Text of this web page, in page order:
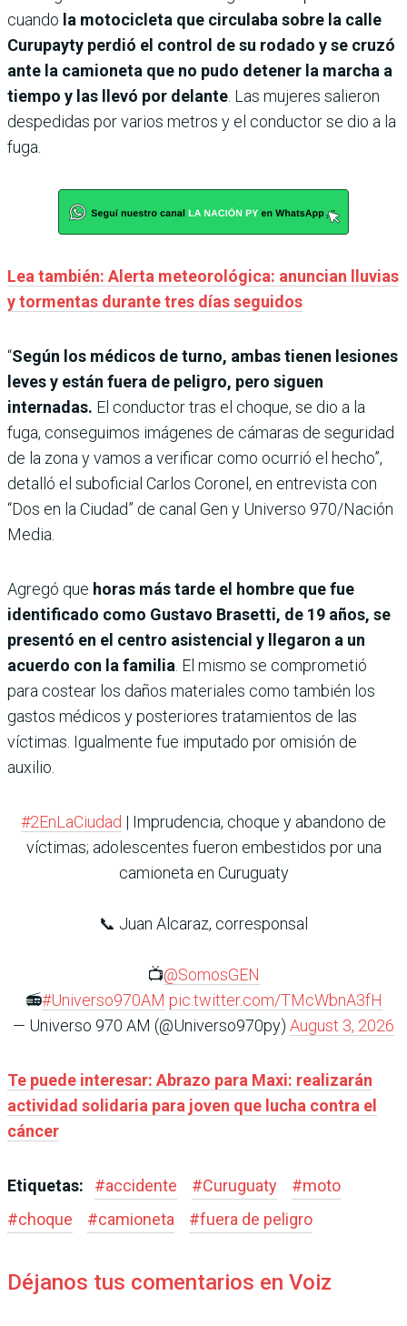
cuando la motocicleta que circulaba sobre la calle
Curupayty perdió el control de su rodado y se cruzó
ante la camioneta que no pudo detener la marcha a
tiempo y las llevó por delante . Las mujeres salieron
despedidas por varios metros y el conductor se dio a la
fuga.
Lea también: Alerta meteorológica: anuncian lluvias
y tormentas durante tres días seguidos
“Según los médicos de turno, ambas tienen lesiones
leves y están fuera de peligro, pero siguen
internadas. El conductor tras el choque, se dio a la
fuga, conseguimos imágenes de cámaras de seguridad
de la zona y vamos a verificar como ocurrió el hecho”,
detalló el suboficial Carlos Coronel, en entrevista con
“Dos en la Ciudad” de canal Gen y Universo 970/Nación
Media.
Agregó que horas más tarde el hombre que fue
identificado como Gustavo Brasetti, de 19 años, se
presentó en el centro asistencial y llegaron a un
acuerdo con la familia . El mismo se comprometió
para costear los daños materiales como también los
gastos médicos y posteriores tratamientos de las
víctimas. Igualmente fue imputado por omisión de
auxilio.
#2EnLaCiudad | Imprudencia, choque y abandono de
víctimas; adolescentes fueron embestidos por una
camioneta en Curuguaty
📞 Juan Alcaraz, corresponsal
📺@SomosGEN
📻#Universo970AM pic.twitter.com/TMcWbnA3fH
— Universo 970 AM (@Universo970py) August 3, 2026
Te puede interesar: Abrazo para Maxi: realizarán
actividad solidaria para joven que lucha contra el
cáncer
Etiquetas: #accidente #Curuguaty #moto
#choque #camioneta #fuera de peligro
Déjanos tus comentarios en Voiz